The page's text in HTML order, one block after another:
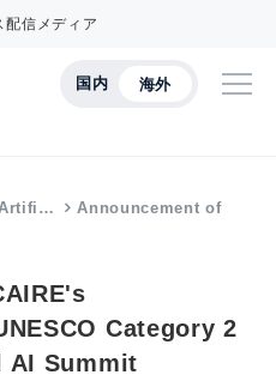
配信メディア
国内 海外
Artifi… Announcement of
Category 2
AI Summit